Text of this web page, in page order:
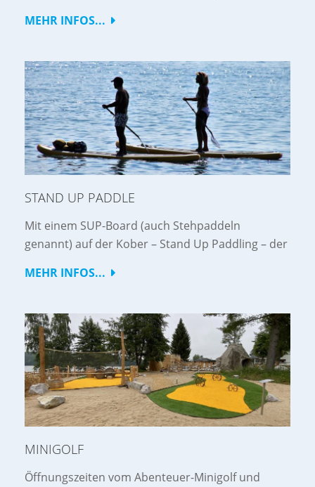
MEHR INFOS...
STAND UP PADDLE
Mit einem SUP-Board (auch Stehpaddeln
genannt) auf der Kober – Stand Up Paddling – der
MEHR INFOS...
MINIGOLF
Öffnungszeiten vom Abenteuer-Minigolf und